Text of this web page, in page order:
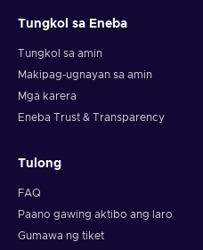
Tungkol sa Eneba
Tungkol sa amin
Makipag-ugnayan sa amin
Mga karera
Eneba Trust & Transparency
Tulong
FAQ
Paano gawing aktibo ang laro
Gumawa ng tiket